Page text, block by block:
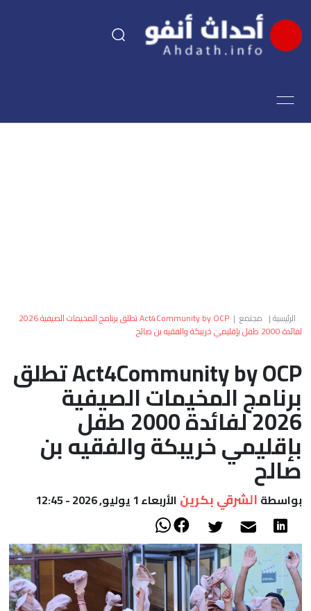
اقتصاد
العالم
الصحراء
الرئيسية| مجتمع |
Act4Community by OCP تطلق برنامج المخيمات الصيفية 2026
لفائدة 2000 طفل بإقليمي خريبكة والفقيه بن صالح
Act4Community by OCP تطلق
برنامج المخيمات الصيفية
2026 لفائدة 2000 طفل
بإقليمي خريبكة والفقيه بن
صالح
بواسطة الشرقي بكرين الأربعاء 1 يوليو, 2026 - 12:45